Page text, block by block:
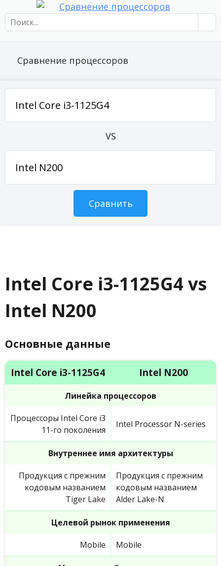
Сравнение процессоров
VS
Intel Core i3-1125G4 vs
Intel N200
Основные данные
Intel Core i3-1125G4 Intel N200
Линейка процессоров
Процессоры Intel Core i3
11-го поколения
Intel Processor N-series
Внутреннее имя архитектуры
Продукция с прежним
кодовым названием
Tiger Lake
Продукция с прежним
кодовым названием
Alder Lake-N
Целевой рынок применения
Mobile Mobile